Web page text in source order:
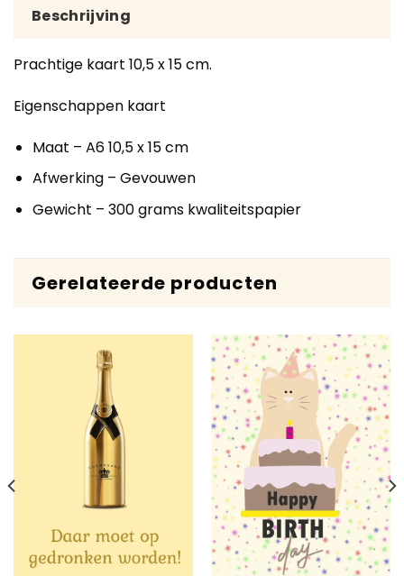
Beschrijving
Prachtige kaart 10,5 x 15 cm.
Eigenschappen kaart
Maat – A6 10,5 x 15 cm
Afwerking – Gevouwen
Gewicht – 300 grams kwaliteitspapier
Gerelateerde producten